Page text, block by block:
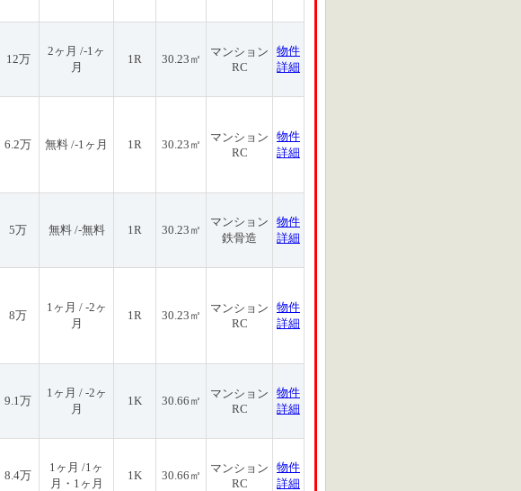
12万
2ヶ月 /-1ヶ
月
1R 30.23㎡
マンション
RC
物件
詳細
6.2万 無料 /-1ヶ月 1R 30.23㎡
マンション
RC
物件
詳細
5万 無料 /-無料 1R 30.23㎡
マンション
鉄骨造
物件
詳細
8万
1ヶ月 / -2ヶ
月
1R 30.23㎡
マンション
RC
物件
詳細
9.1万
1ヶ月 / -2ヶ
月
1K 30.66㎡
マンション
RC
物件
詳細
8.4万
1ヶ月 /1ヶ
月・1ヶ月
1K 30.66㎡
マンション
RC
物件
詳細